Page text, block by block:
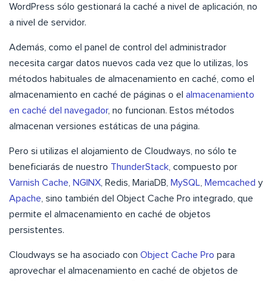
WordPress sólo gestionará la caché a nivel de aplicación, no
a nivel de servidor.
Además, como el panel de control del administrador
necesita cargar datos nuevos cada vez que lo utilizas, los
métodos habituales de almacenamiento en caché, como el
almacenamiento en caché de páginas o el almacenamiento
en caché del navegador, no funcionan. Estos métodos
almacenan versiones estáticas de una página.
Pero si utilizas el alojamiento de Cloudways, no sólo te
beneficiarás de nuestro ThunderStack, compuesto por
Varnish Cache, NGINX, Redis, MariaDB, MySQL, Memcached y
Apache, sino también del Object Cache Pro integrado, que
permite el almacenamiento en caché de objetos
persistentes.
Cloudways se ha asociado con Object Cache Pro para
aprovechar el almacenamiento en caché de objetos de